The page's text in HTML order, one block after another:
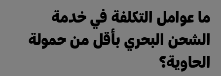
ما عوامل التكلفة في خدمة
الشحن البحري بأقل من حمولة
الحاوية؟